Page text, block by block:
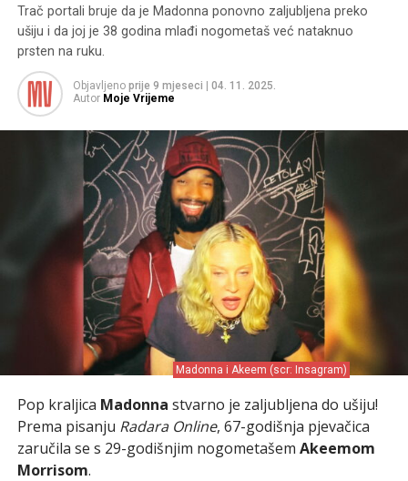
Trač portali bruje da je Madonna ponovno zaljubljena preko
ušiju i da joj je 38 godina mlađi nogometaš već nataknuo
prsten na ruku.
Objavljeno prije 9 mjeseci
04. 11. 2025.
Autor Moje Vrijeme
Madonna i Akeem (scr: Insagram)
Pop kraljica Madonna stvarno je zaljubljena do ušiju!
Prema pisanju Radara Online, 67-godišnja pjevačica
zaručila se s 29-godišnjim nogometašem Akeemom
Morrisom.